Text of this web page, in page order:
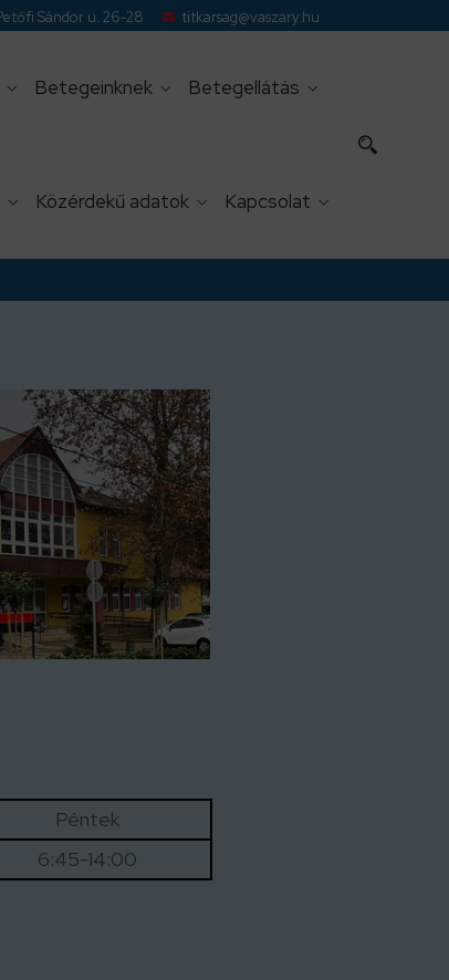
Sándor u. 26-28 titkarsag@vaszary.hu
Betegeinknek Betegellátás
Közérdekű adatok Kapcsolat
Péntek
6:45-14:00